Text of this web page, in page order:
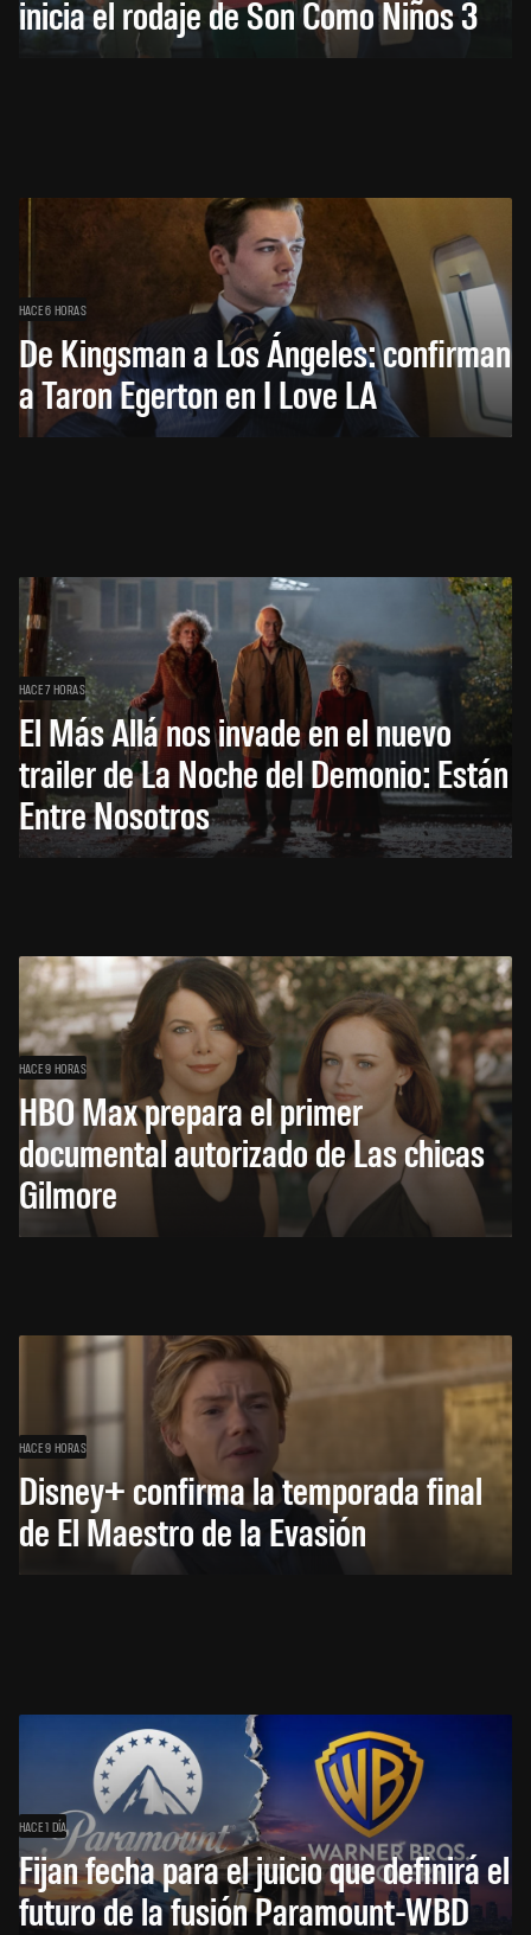
inicia el rodaje de Son Como Niños 3
HACE 6 HORAS
De Kingsman a Los Ángeles: confirman
a Taron Egerton en I Love LA
HACE 7 HORAS
El Más Allá nos invade en el nuevo
trailer de La Noche del Demonio: Están
Entre Nosotros
HACE 9 HORAS
HBO Max prepara el primer
documental autorizado de Las chicas
Gilmore
HACE 9 HORAS
Disney+ confirma la temporada final
de El Maestro de la Evasión
HACE 1 DÍA
Fijan fecha para el juicio que definirá el
futuro de la fusión Paramount-WBD